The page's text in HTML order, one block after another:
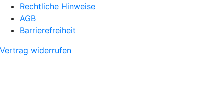
Rechtliche Hinweise
AGB
Barrierefreiheit
Vertrag widerrufen